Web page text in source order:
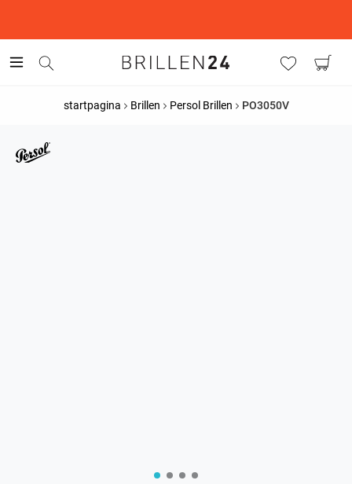
startpagina Brillen Persol Brillen PO3050V